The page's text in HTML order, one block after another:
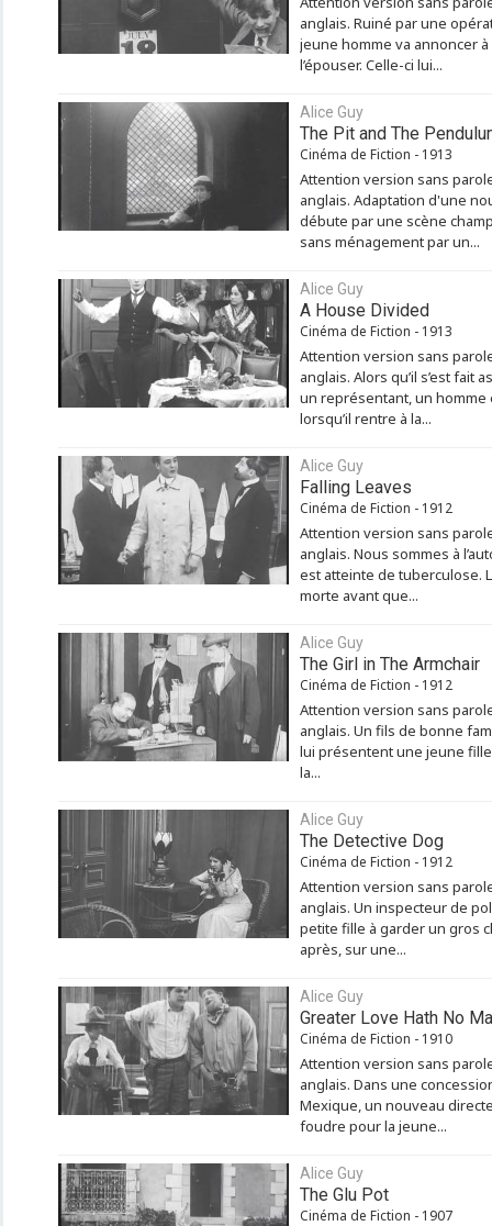
anglais. Ruiné par une
jeune homme va annoncer
l’épouser. Celle-ci lui...
Alice Guy
The Pit and The
Cinéma de Fiction - 1913
Attention version sans
anglais. Adaptation d'une
débute par une scène
sans ménagement par un...
Alice Guy
A House Divided
Cinéma de Fiction - 1913
Attention version sans
anglais. Alors qu’il s’est fait
un représentant, un
lorsqu’il rentre à la...
Alice Guy
Falling Leaves
Cinéma de Fiction - 1912
Attention version sans
anglais. Nous sommes à
est atteinte de tuberculose.
morte avant que...
Alice Guy
The Girl in The Armchair
Cinéma de Fiction - 1912
Attention version sans
anglais. Un fils de bonne
lui présentent une jeune fille
la...
Alice Guy
The Detective Dog
Cinéma de Fiction - 1912
Attention version sans
anglais. Un inspecteur de
petite fille à garder un gros
après, sur une...
Alice Guy
Greater Love Hath No
Cinéma de Fiction - 1910
Attention version sans
anglais. Dans une
Mexique, un nouveau
foudre pour la jeune...
Alice Guy
The Glu Pot
Cinéma de Fiction - 1907